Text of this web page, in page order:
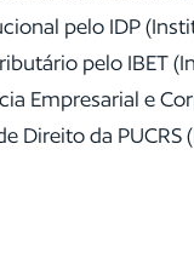
pelo IDP
pelo IBET
Empresarial e
Direito da